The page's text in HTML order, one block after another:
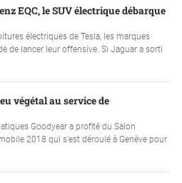
EQC, le SUV électrique débarque
électriques de Tesla, les marques
de lancer leur offensive. Si Jaguar a sorti
végétal au service de
Goodyear a profité du Salon
2018 qui s'est déroulé à Genève pour